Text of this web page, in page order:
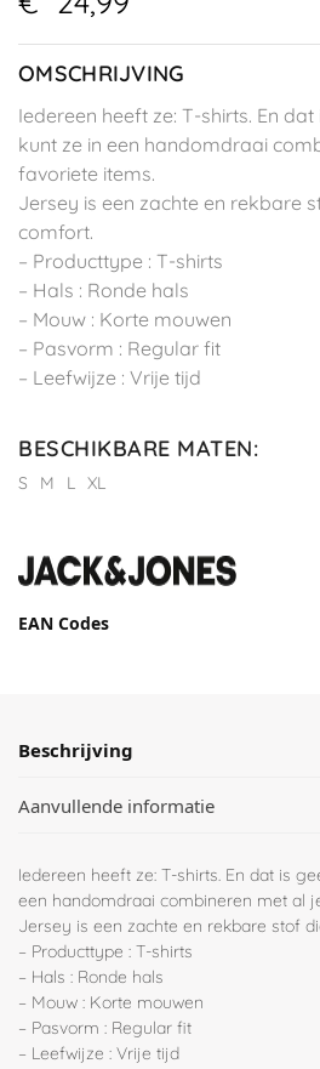
OMSCHRIJVING
Iedereen heeft ze: T-shirts. En
kunt ze in een handomdraai
favoriete items.
Jersey is een zachte en rekbare
comfort.
– Producttype : T-shirts
– Hals : Ronde hals
– Mouw : Korte mouwen
– Pasvorm : Regular fit
– Leefwijze : Vrije tijd
BESCHIKBARE MATEN:
S M L XL
EAN Codes
Beschrijving
Aanvullende informatie
Iedereen heeft ze: T-shirts. En dat is
een handomdraai combineren met al
Jersey is een zachte en rekbare stof
– Producttype : T-shirts
– Hals : Ronde hals
– Mouw : Korte mouwen
– Pasvorm : Regular fit
– Leefwijze : Vrije tijd